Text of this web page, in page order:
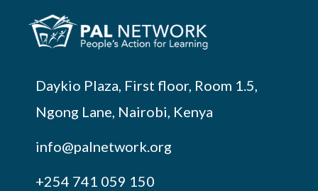
Daykio Plaza, First floor, Room 1.5,
Ngong Lane, Nairobi, Kenya
info@palnetwork.org
+254 741 059 150